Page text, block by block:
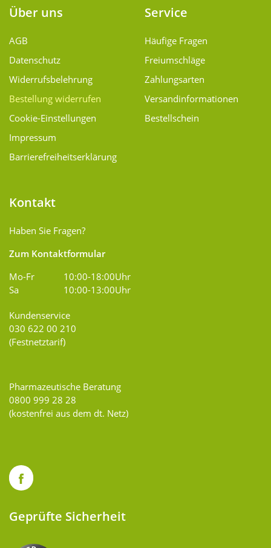
Über uns
AGB
Datenschutz
Widerrufsbelehrung
Bestellung widerrufen
Cookie-Einstellungen
Impressum
Barrierefreiheitserklärung
Service
Häufige Fragen
Freiumschläge
Zahlungsarten
Versand­informationen
Bestellschein
Kontakt
Haben Sie Fragen?
Zum Kontaktformular
Mo-Fr
10:00-18:00Uhr
Sa
10:00-13:00Uhr
Kundenservice
030 622 00 210
(Festnetztarif)
Pharmazeutische Beratung
0800 999 28 28
(kostenfrei aus dem dt. Netz)
Geprüfte Sicherheit